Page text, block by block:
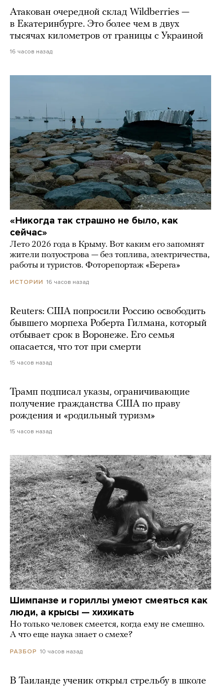
Атакован очередной склад Wildberries —
в Екатеринбурге. Это более чем в двух
тысячах километров от границы с Украиной
16 часов назад
«Никогда так страшно не было, как
сейчас»
Лето 2026 года в Крыму. Вот каким его запомнят
жители полуострова — без топлива, электричества,
работы и туристов. Фоторепортаж «Берега»
ИСТОРИИ 16 часов назад
Reuters: США попросили Россию освободить
бывшего морпеха Роберта Гилмана, который
отбывает срок в Воронеже. Его семья
опасается, что тот при смерти
15 часов назад
Трамп подписал указы, ограничивающие
получение гражданства США по праву
рождения и «родильный туризм»
15 часов назад
Шимпанзе и гориллы умеют смеяться как
люди, а крысы — хихикать
Но только человек смеется, когда ему не смешно.
А что еще наука знает о смехе?
РАЗБОР 10 часов назад
В Таиланде ученик открыл стрельбу в школе